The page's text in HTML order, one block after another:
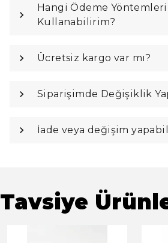
Hangi Ödeme
Kullanabilirim?
Ücretsiz kargo var mı?
Siparişimde Değişiklik
İade veya değişim
Tavsiye